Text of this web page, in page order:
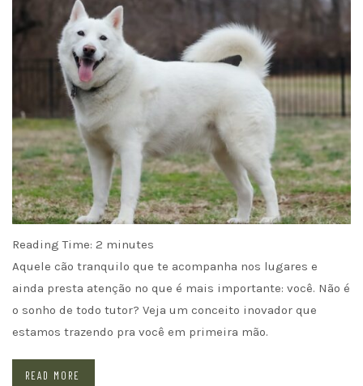
Reading Time: 2 minutes
Aquele cão tranquilo que te acompanha nos lugares e
ainda presta atenção no que é mais importante: você. Não é
o sonho de todo tutor? Veja um conceito inovador que
estamos trazendo pra você em primeira mão.
READ MORE